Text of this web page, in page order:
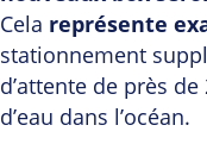
Cela représente
stationnement
d’attente de près
d’eau dans l’océan.